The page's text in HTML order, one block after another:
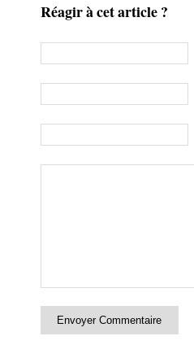
Réagir à cet article ?